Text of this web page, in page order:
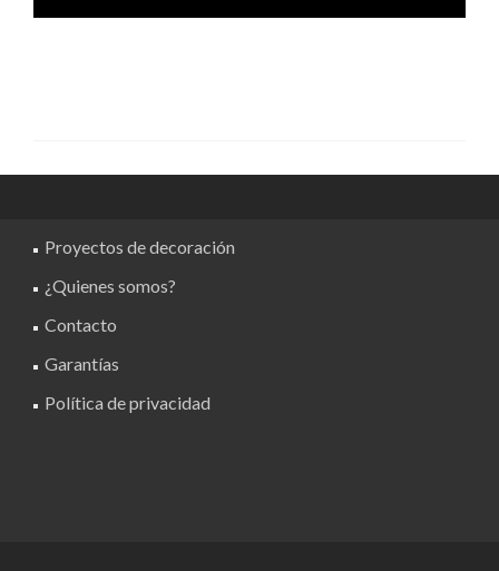
Proyectos de decoración
¿Quienes somos?
Contacto
Garantías
Política de privacidad